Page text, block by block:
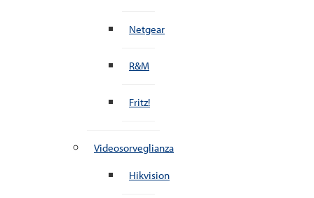
Netgear
R&M
Fritz!
Videosorveglianza
Hikvision